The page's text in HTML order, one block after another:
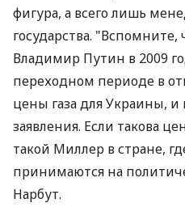
фигура, а всего лишь
государства.
Владимир Путин в 2009
переходном периоде в
цены газа для Украины, и
заявления. Если такова
такой Миллер в стране,
принимаются на
Нарбут.